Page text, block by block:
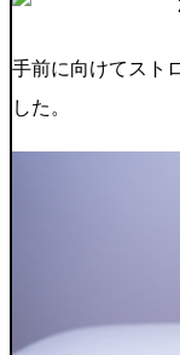
手前に向けてスト
した。